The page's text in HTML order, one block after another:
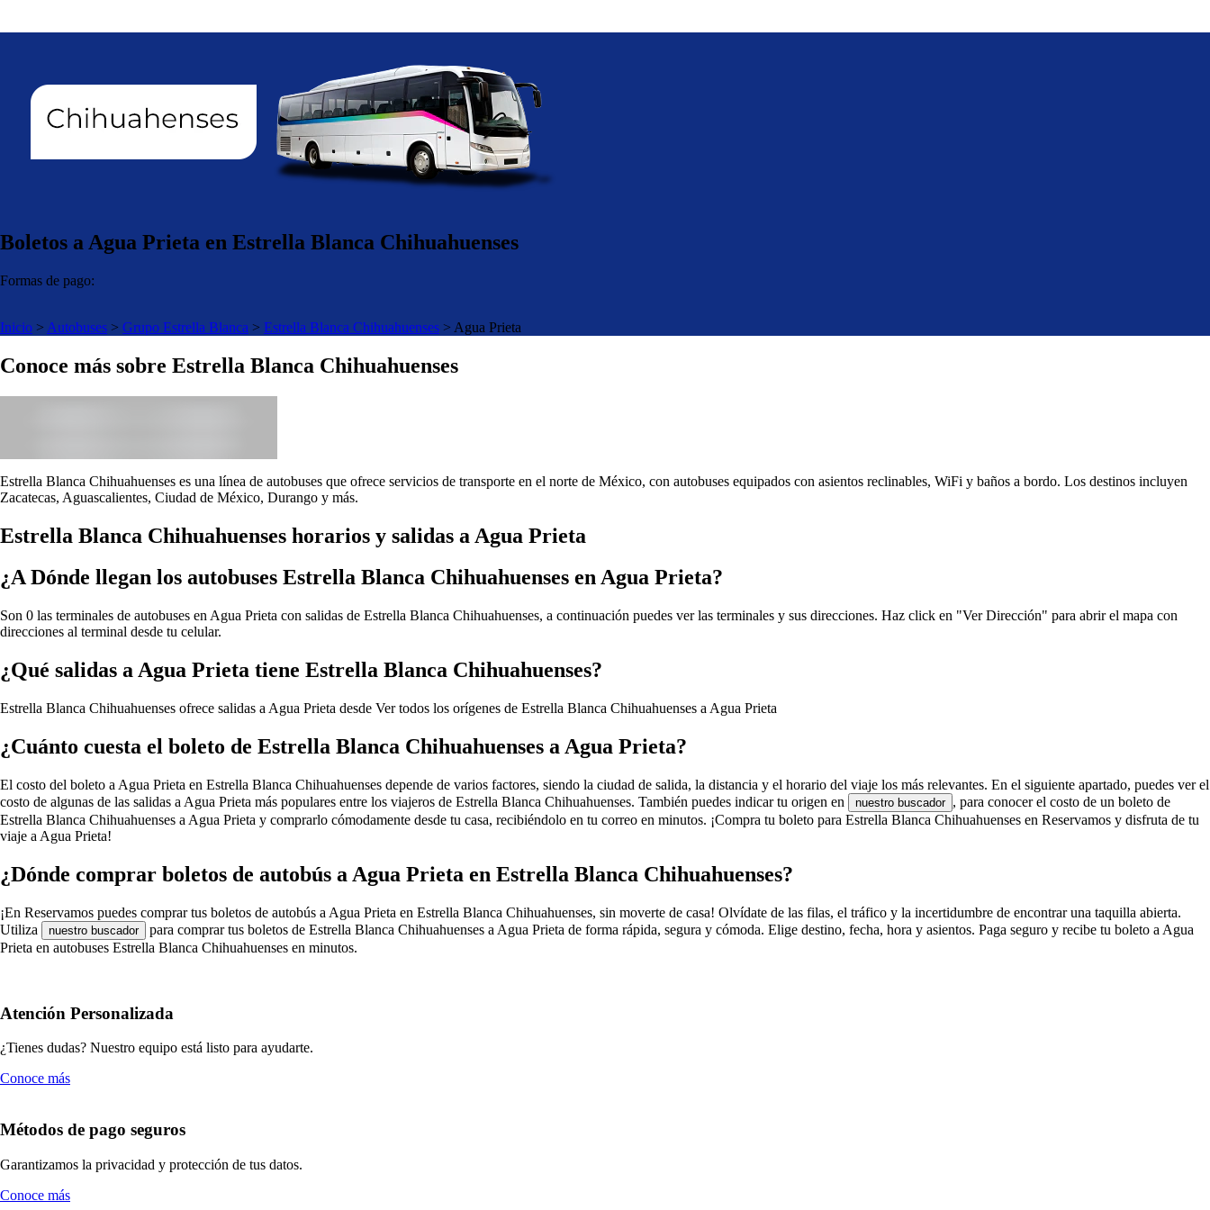
Boletos a Agua Prieta en Estrella Blanca Chihuahuenses
Formas de pago:
Inicio > Autobuses > Grupo Estrella Blanca > Estrella Blanca Chihuahuenses > Agua Prieta
Conoce más sobre Estrella Blanca Chihuahuenses
Estrella Blanca Chihuahuenses es una línea de autobuses que ofrece servicios de transporte en el norte de México, con autobuses equipados con asientos reclinables, WiFi y baños a bordo. Los destinos incluyen
Zacatecas, Aguascalientes, Ciudad de México, Durango y más.
Estrella Blanca Chihuahuenses horarios y salidas a Agua Prieta
¿A Dónde llegan los autobuses Estrella Blanca Chihuahuenses en Agua Prieta?
Son 0 las terminales de autobuses en Agua Prieta con salidas de Estrella Blanca Chihuahuenses, a continuación puedes ver las terminales y sus direcciones. Haz click en "Ver Dirección" para abrir el mapa con
direcciones al terminal desde tu celular.
¿Qué salidas a Agua Prieta tiene Estrella Blanca Chihuahuenses?
Estrella Blanca Chihuahuenses ofrece salidas a Agua Prieta desde Ver todos los orígenes de Estrella Blanca Chihuahuenses a Agua Prieta
¿Cuánto cuesta el boleto de Estrella Blanca Chihuahuenses a Agua Prieta?
El costo del boleto a Agua Prieta en Estrella Blanca Chihuahuenses depende de varios factores, siendo la ciudad de salida, la distancia y el horario del viaje los más relevantes. En el siguiente apartado, puedes ver el
costo de algunas de las salidas a Agua Prieta más populares entre los viajeros de Estrella Blanca Chihuahuenses. También puedes indicar tu origen en
nuestro buscador , para conocer el costo de un boleto de
Estrella Blanca Chihuahuenses a Agua Prieta y comprarlo cómodamente desde tu casa, recibiéndolo en tu correo en minutos. ¡Compra tu boleto para Estrella Blanca Chihuahuenses en Reservamos y disfruta de tu
viaje a Agua Prieta!
¿Dónde comprar boletos de autobús a Agua Prieta en Estrella Blanca Chihuahuenses?
¡En Reservamos puedes comprar tus boletos de autobús a Agua Prieta en Estrella Blanca Chihuahuenses, sin moverte de casa! Olvídate de las filas, el tráfico y la incertidumbre de encontrar una taquilla abierta.
Utiliza
nuestro buscador
para comprar tus boletos de Estrella Blanca Chihuahuenses a Agua Prieta de forma rápida, segura y cómoda. Elige destino, fecha, hora y asientos. Paga seguro y recibe tu boleto a Agua
Prieta en autobuses Estrella Blanca Chihuahuenses en minutos.
Atención Personalizada
¿Tienes dudas? Nuestro equipo está listo para ayudarte.
Conoce más
Métodos de pago seguros
Garantizamos la privacidad y protección de tus datos.
Conoce más